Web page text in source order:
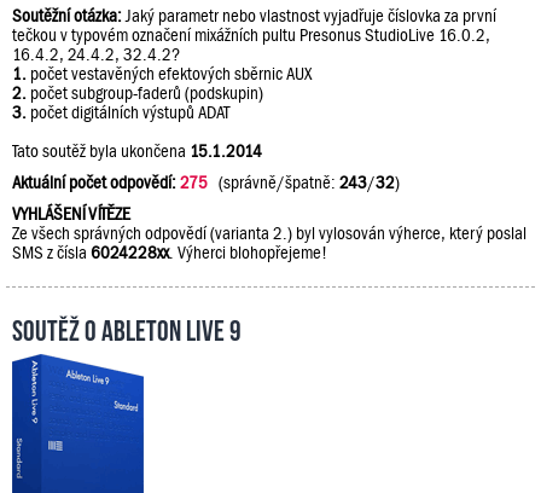
Soutěžní otázka: Jaký parametr nebo vlastnost vyjadřuje číslovka za první
tečkou v typovém označení mixážních pultu Presonus StudioLive 16.0.2,
16.4.2, 24.4.2, 32.4.2?
1. počet vestavěných efektových sběrnic AUX
2. počet subgroup-faderů (podskupin)
3. počet digitálních výstupů ADAT
Tato soutěž byla ukončena 15.1.2014
Aktuální počet odpovědí:275 (správně/špatně: 243/32)
VYHLÁŠENÍ VÍTĚZE
Ze všech správných odpovědí (varianta 2.) byl vylosován výherce, který poslal
SMS z čísla 6024228xx. Výherci blohopřejeme!
Soutěž o Ableton Live 9